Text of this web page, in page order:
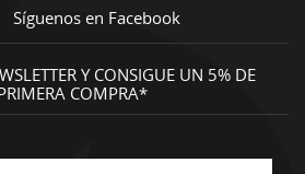
Síguenos en Facebook
Y CONSIGUE UN 5% DE
COMPRA*